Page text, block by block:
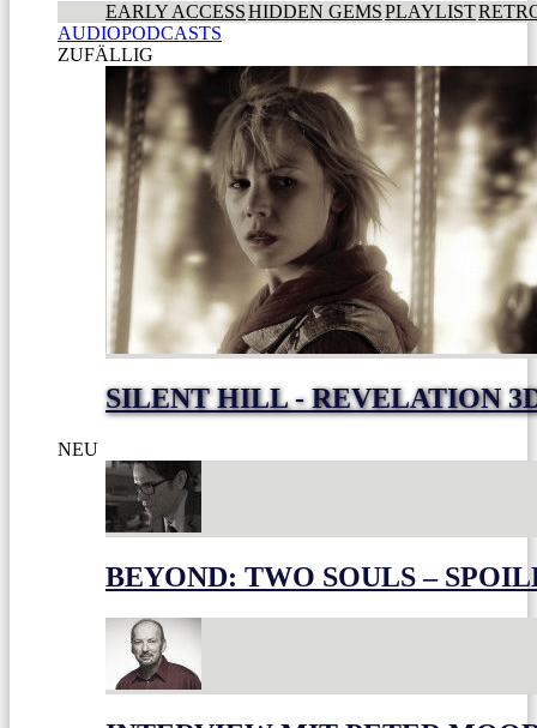
EARLY ACCESSHIDDEN GEMSPLAYLIST
AUDIOPODCASTS
ZUFÄLLIG
SILENT HILL - REVELATION
NEU
BEYOND: TWO SOULS –